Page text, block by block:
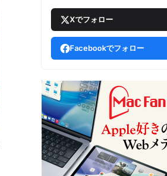
Xでフォロー
Facebookでフォロー